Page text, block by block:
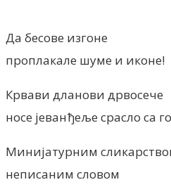
Да бесове изгоне
проплакале шуме и иконе!
Крвави дланови дрвосече
носе јеванђеље срасло са
Минијатурним
неписаним словом